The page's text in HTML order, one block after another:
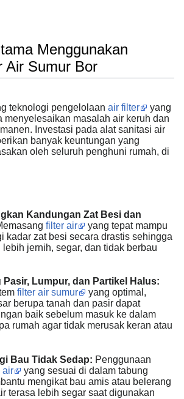
Menggunakan
Air Sumur Bor
teknologi pengelolaan air filter
yang
menyelesaikan masalah air keruh dan
Investasi pada alat sanitasi air
banyak keuntungan yang
oleh seluruh penghuni rumah, di
Kandungan Zat Besi dan
filter air
yang tepat mampu
kadar zat besi secara drastis sehingga
jernih, segar, dan tidak berbau
Pasir, Lumpur, dan Partikel Halus:
filter air sumur
yang optimal,
berupa tanah dan pasir dapat
baik sebelum masuk ke dalam
rumah agar tidak merusak keran atau
Bau Tidak Sedap: Penggunaan
air
yang sesuai di dalam tabung
mengikat bau amis atau belerang
terasa lebih segar saat digunakan